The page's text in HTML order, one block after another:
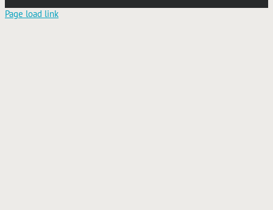
Page load link